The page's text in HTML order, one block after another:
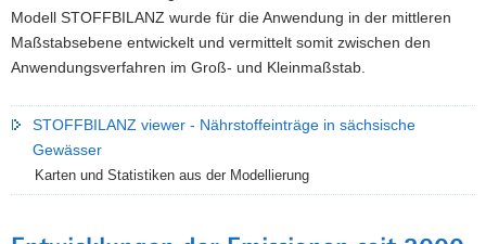
Modell STOFFBILANZ wurde für die Anwendung in der mittleren
Maßstabsebene entwickelt und vermittelt somit zwischen den
Anwendungsverfahren im Groß- und Kleinmaßstab.
STOFFBILANZ viewer - Nährstoffeinträge in sächsische
Gewässer
Karten und Statistiken aus der Modellierung